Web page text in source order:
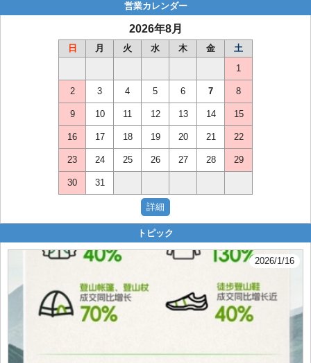
営業カレンダー
2026年8月
日 月 火 水 木 金
土
1
2 3 4 5 6 7 8
9 10 11 12 13 14 15
16 17 18 19 20 21 22
23 24 25 26 27 28 29
30 31
トピック
2026/1/16